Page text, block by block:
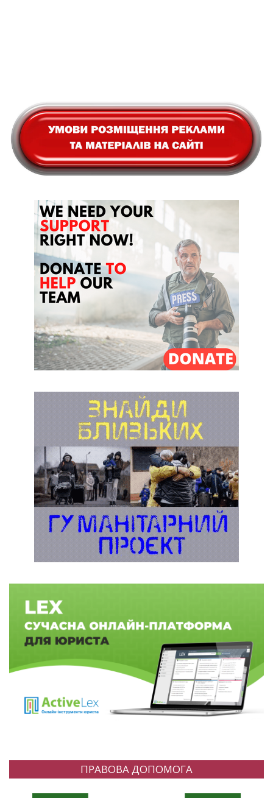
ПРАВОВА ДОПОМОГА